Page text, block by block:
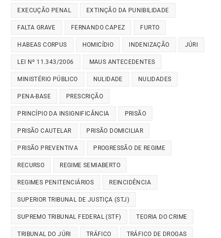
EXECUÇÃO PENAL EXTINÇÃO DA PUNIBILIDADE
FALTA GRAVE FERNANDO CAPEZ FURTO
HABEAS CORPUS HOMICÍDIO INDENIZAÇÃO JÚRI
LEI Nº 11.343/2006 MAUS ANTECEDENTES
MINISTÉRIO PÚBLICO NULIDADE NULIDADES
PENA-BASE PRESCRIÇÃO
PRINCÍPIO DA INSIGNIFICÂNCIA PRISÃO
PRISÃO CAUTELAR PRISÃO DOMICILIAR
PRISÃO PREVENTIVA PROGRESSÃO DE REGIME
RECURSO REGIME SEMIABERTO
REGIMES PENITENCIÁRIOS REINCIDÊNCIA
SUPERIOR TRIBUNAL DE JUSTIÇA (STJ)
SUPREMO TRIBUNAL FEDERAL (STF) TEORIA DO CRIME
TRIBUNAL DO JÚRI TRÁFICO TRÁFICO DE DROGAS